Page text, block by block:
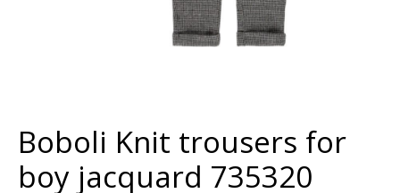
Boboli Knit trousers for
boy jacquard 735320